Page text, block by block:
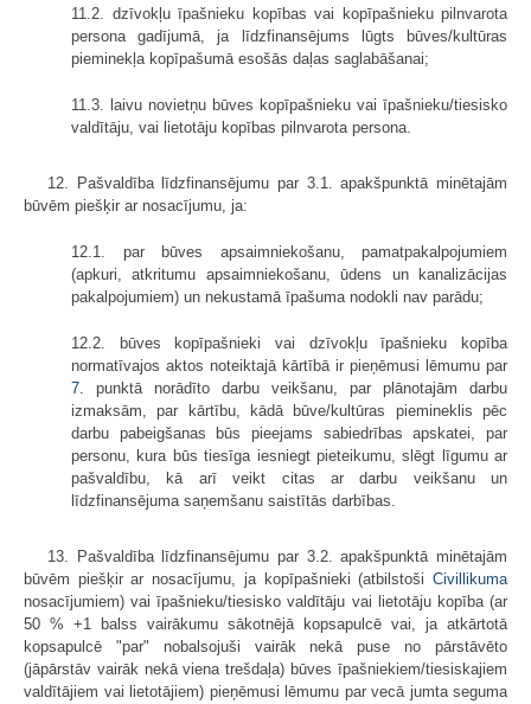
11.2. dzīvokļu īpašnieku kopības vai kopīpašnieku pilnvarota
persona gadījumā, ja līdzfinansējums lūgts būves/kultūras
pieminekļa kopīpašumā esošās daļas saglabāšanai;
11.3. laivu novietņu būves kopīpašnieku vai īpašnieku/tiesisko
valdītāju, vai lietotāju kopības pilnvarota persona.
12. Pašvaldība līdzfinansējumu par 3.1. apakšpunktā minētajām
būvēm piešķir ar nosacījumu, ja:
12.1. par būves apsaimniekošanu, pamatpakalpojumiem
(apkuri, atkritumu apsaimniekošanu, ūdens un kanalizācijas
pakalpojumiem) un nekustamā īpašuma nodokli nav parādu;
12.2. būves kopīpašnieki vai dzīvokļu īpašnieku kopība
normatīvajos aktos noteiktajā kārtībā ir pieņēmusi lēmumu par
7. punktā norādīto darbu veikšanu, par plānotajām darbu
izmaksām, par kārtību, kādā būve/kultūras piemineklis pēc
darbu pabeigšanas būs pieejams sabiedrības apskatei, par
personu, kura būs tiesīga iesniegt pieteikumu, slēgt līgumu ar
pašvaldību, kā arī veikt citas ar darbu veikšanu un
līdzfinansējuma saņemšanu saistītās darbības.
13. Pašvaldība līdzfinansējumu par 3.2. apakšpunktā minētajām
būvēm piešķir ar nosacījumu, ja kopīpašnieki (atbilstoši Civillikuma
nosacījumiem) vai īpašnieku/tiesisko valdītāju vai lietotāju kopība (ar
50 % +1 balss vairākumu sākotnējā kopsapulcē vai, ja atkārtotā
kopsapulcē "par" nobalsojuši vairāk nekā puse no pārstāvēto
(jāpārstāv vairāk nekā viena trešdaļa) būves īpašniekiem/tiesiskajiem
valdītājiem vai lietotājiem) pieņēmusi lēmumu par vecā jumta seguma